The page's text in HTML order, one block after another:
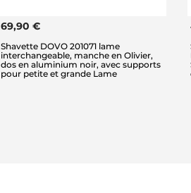
69,90 €
Shavette DOVO 201071 lame
interchangeable, manche en Olivier,
dos en aluminium noir, avec supports
pour petite et grande Lame